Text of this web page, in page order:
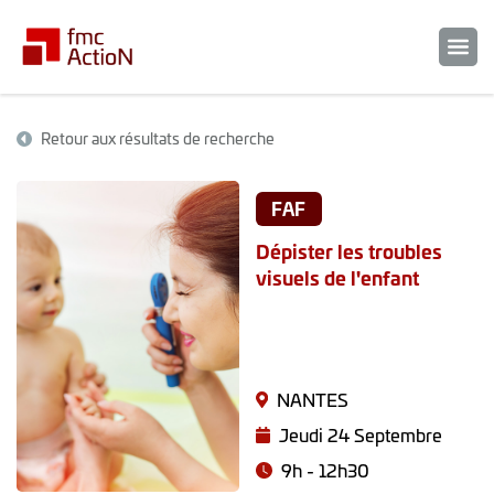
Retour aux résultats de recherche
FAF
Dépister les troubles
visuels de l'enfant
NANTES
Jeudi 24 Septembre
9h - 12h30